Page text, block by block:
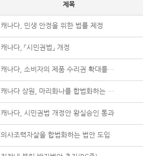
제목
캐나다, 민생 안정을 위한 법률 제정
캐나다, 「시민권법」 개정
캐나다, 소비자의 제품 수리권 확대를 위한 저작권법 개정
캐나다 상원, 마리화나를 합법화하는 대마법안 통과
캐나다, 시민권법 개정안 왕실승인 통과
의사조력자살을 합법화하는 법안 도입